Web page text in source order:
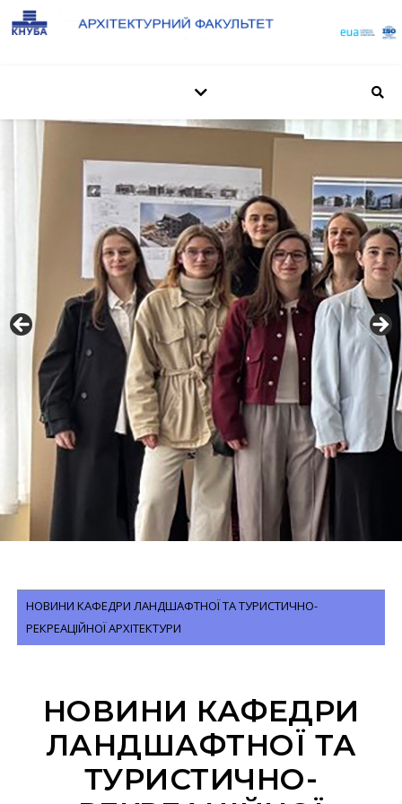
НОВИНИ КАФЕДРИ ЛАНДШАФТНОЇ ТА ТУРИСТИЧНО-
РЕКРЕАЦІЙНОЇ АРХІТЕКТУРИ
НОВИНИ КАФЕДРИ
ЛАНДШАФТНОЇ ТА
ТУРИСТИЧНО-